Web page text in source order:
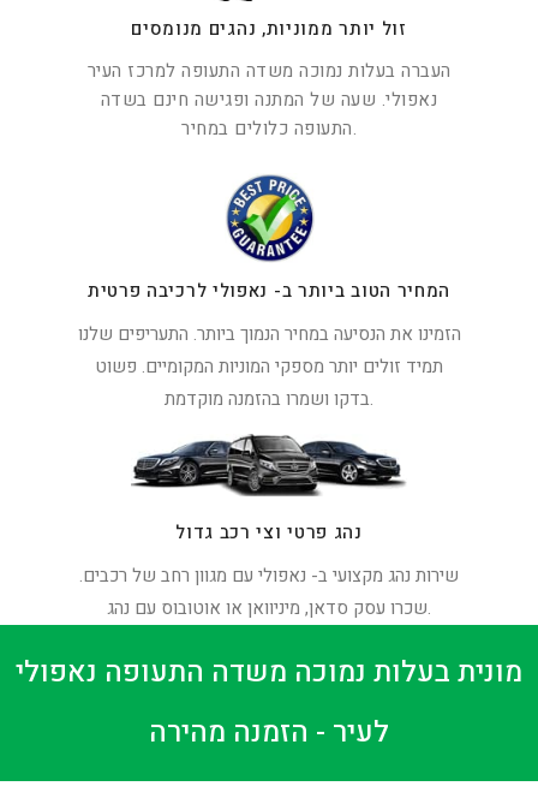
זול יותר ממוניות, נהגים מנומסים
העברה בעלות נמוכה משדה התעופה למרכז העיר
נאפולי. שעה של המתנה ופגישה חינם בשדה
התעופה כלולים במחיר.
המחיר הטוב ביותר ב- נאפולי לרכיבה פרטית
הזמינו את הנסיעה במחיר הנמוך ביותר. התעריפים שלנו
תמיד זולים יותר מספקי המוניות המקומיים. פשוט
בדקו ושמרו בהזמנה מוקדמת.
נהג פרטי וצי רכב גדול
שירות נהג מקצועי ב- נאפולי עם מגוון רחב של רכבים.
שכרו עסק סדאן, מיניוואן או אוטובוס עם נהג.
מונית בעלות נמוכה משדה התעופה נאפולי
לעיר - הזמנה מהירה